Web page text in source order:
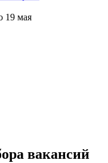
19 мая
вакансий